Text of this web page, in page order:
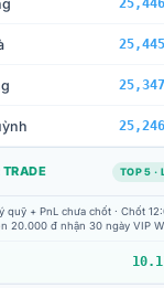
25,445
25,347
25,246
TRADE TOP 5 ·
quỹ + PnL chưa chốt · Chốt
20.000 đ nhận 30 ngày VIP